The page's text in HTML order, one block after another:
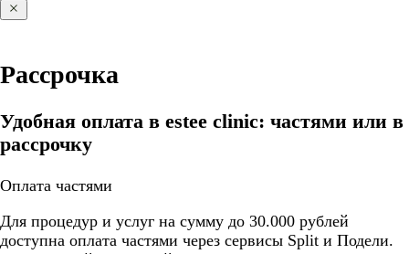
Рассрочка
Удобная оплата в estee clinic: частями или в
рассрочку
Оплата частями
Для процедур и услуг на сумму до 30.000 рублей
доступна оплата частями через сервисы Split и Подели.